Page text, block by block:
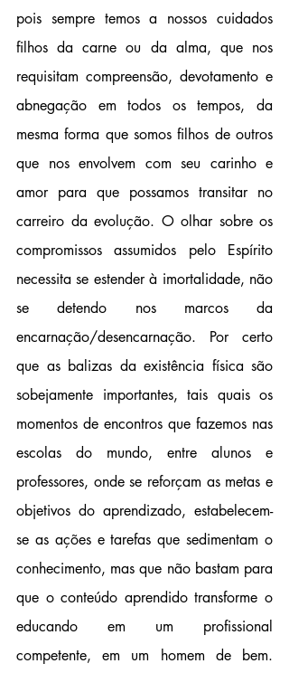
pois sempre temos a nossos cuidados
filhos da carne ou da alma, que nos
requisitam compreensão, devotamento e
abnegação em todos os tempos, da
mesma forma que somos filhos de outros
que nos envolvem com seu carinho e
amor para que possamos transitar no
carreiro da evolução. O olhar sobre os
compromissos assumidos pelo Espírito
necessita se estender à imortalidade, não
se detendo nos marcos da
encarnação/desencarnação. Por certo
que as balizas da existência física são
sobejamente importantes, tais quais os
momentos de encontros que fazemos nas
escolas do mundo, entre alunos e
professores, onde se reforçam as metas e
objetivos do aprendizado, estabelecem-
se as ações e tarefas que sedimentam o
conhecimento, mas que não bastam para
que o conteúdo aprendido transforme o
educando em um profissional
competente, em um homem de bem.